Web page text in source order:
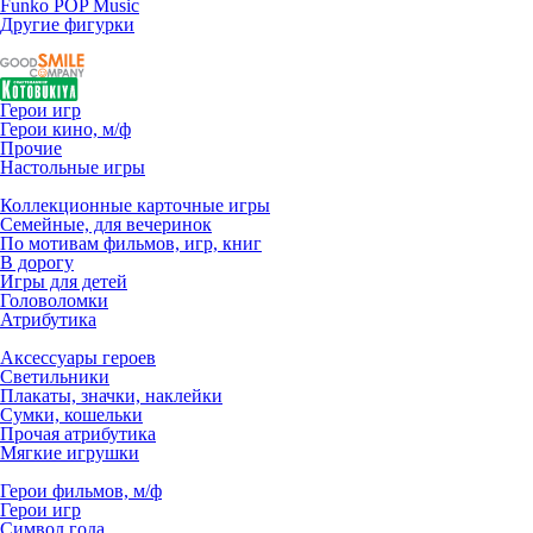
Funko POP Music
Другие фигурки
Герои игр
Герои кино, м/ф
Прочие
Настольные игры
Коллекционные карточные игры
Семейные, для вечеринок
По мотивам фильмов, игр, книг
В дорогу
Игры для детей
Головоломки
Атрибутика
Аксессуары героев
Светильники
Плакаты, значки, наклейки
Сумки, кошельки
Прочая атрибутика
Мягкие игрушки
Герои фильмов, м/ф
Герои игр